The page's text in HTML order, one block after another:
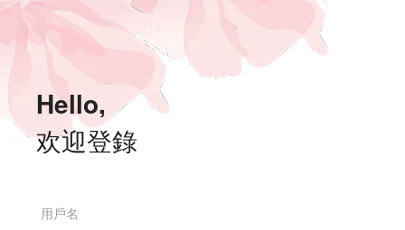
Hello,
欢迎登錄
用戶名